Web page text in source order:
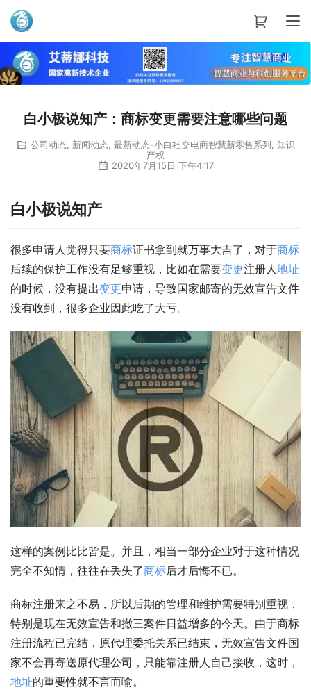
艾蒂娜科技
白小极说知产：商标变更需要注意哪些问题
公司动态, 新闻动态, 最新动态-小白社交电商智慧新零售系列 知识
产权
2020年7月15日 下午4:17
白小极说知产
很多申请人觉得只要商标证书拿到就万事大吉了，对于商标
后续的保护工作没有足够重视，比如在需要变更注册人地址
的时候，没有提出变更申请，导致国家邮寄的无效宣告文件
没有收到，很多企业因此吃了大亏。
这样的案例比比皆是。并且，相当一部分企业对于这种情况
完全不知情，往往在丢失了商标后才后悔不已。
商标注册来之不易，所以后期的管理和维护需要特别重视，
特别是现在无效宣告和撤三案件日益增多的今天。由于商标
注册流程已完结，原代理委托关系已结束，无效宣告文件国
家不会再寄送原代理公司，只能靠注册人自己接收，这时，
地址的重要性就不言而喻。